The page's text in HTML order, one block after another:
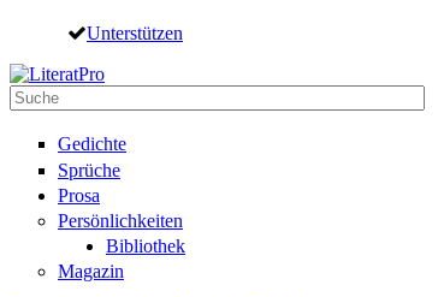
Direkt zum Inhalt
Unterstützen
Suche
Gedichte
Sprüche
Prosa
Persönlichkeiten
Bibliothek
Magazin